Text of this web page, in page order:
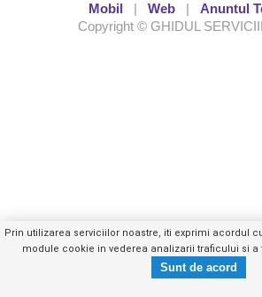
Mobil Web| Anuntul
Copyright © GHIDUL
Prin utilizarea serviciilor noastre, iti exprimi acordul
module cookie in vederea analizarii traficului si